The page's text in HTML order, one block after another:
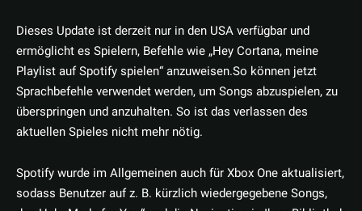
Dieses Update ist derzeit nur in den USA verfügbar und
ermöglicht es Spielern, Befehle wie „Hey Cortana, meine
Playlist auf Spotify spielen“ anzuweisen.So können jetzt
Sprachbefehle verwendet werden, um Songs abzuspielen, zu
überspringen und anzuhalten. So ist das verlassen des
aktuellen Spieles nicht mehr nötig.
Spotify wurde im Allgemeinen auch für Xbox One aktualisiert,
sodass Benutzer auf z. B. kürzlich wiedergegebene Songs,